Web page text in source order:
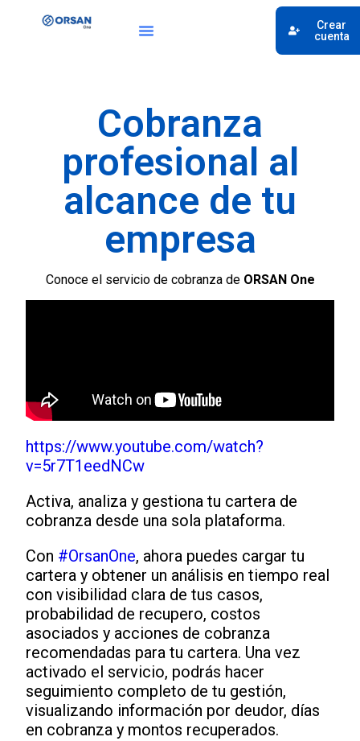
Crear
cuenta
Cobranza
profesional al
alcance de tu
empresa
Conoce el servicio de cobranza de ORSAN One
https://www.youtube.com/watch?
v=5r7T1eedNCw
Activa, analiza y gestiona tu cartera de
cobranza desde una sola plataforma.
Con #OrsanOne, ahora puedes cargar tu
cartera y obtener un análisis en tiempo real
con visibilidad clara de tus casos,
probabilidad de recupero, costos
asociados y acciones de cobranza
recomendadas para tu cartera. Una vez
activado el servicio, podrás hacer
seguimiento completo de tu gestión,
visualizando información por deudor, días
en cobranza y montos recuperados.